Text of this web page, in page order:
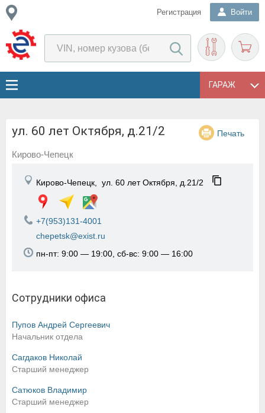
Регистрация Войти
ГАРАЖ
ул. 60 лет Октября, д.21/2 Печать
Кирово-Чепецк
Кирово-Чепецк, ул. 60 лет Октября, д.21/2
+7(953)131-4001
chepetsk@exist.ru
пн-пт: 9:00 — 19:00, сб-вс: 9:00 — 16:00
Сотрудники офиса
Пупов Андрей Сергеевич
Начальник отдела
Сагдаков Николай
Старший менеджер
Сатюков Владимир
Старший менеджер